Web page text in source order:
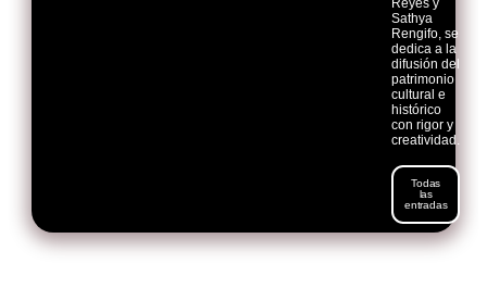
Sathya
Rengifo, se
dedica a la
difusión del
patrimonio
cultural e
histórico
con rigor y
creatividad.
Todas
las
entradas